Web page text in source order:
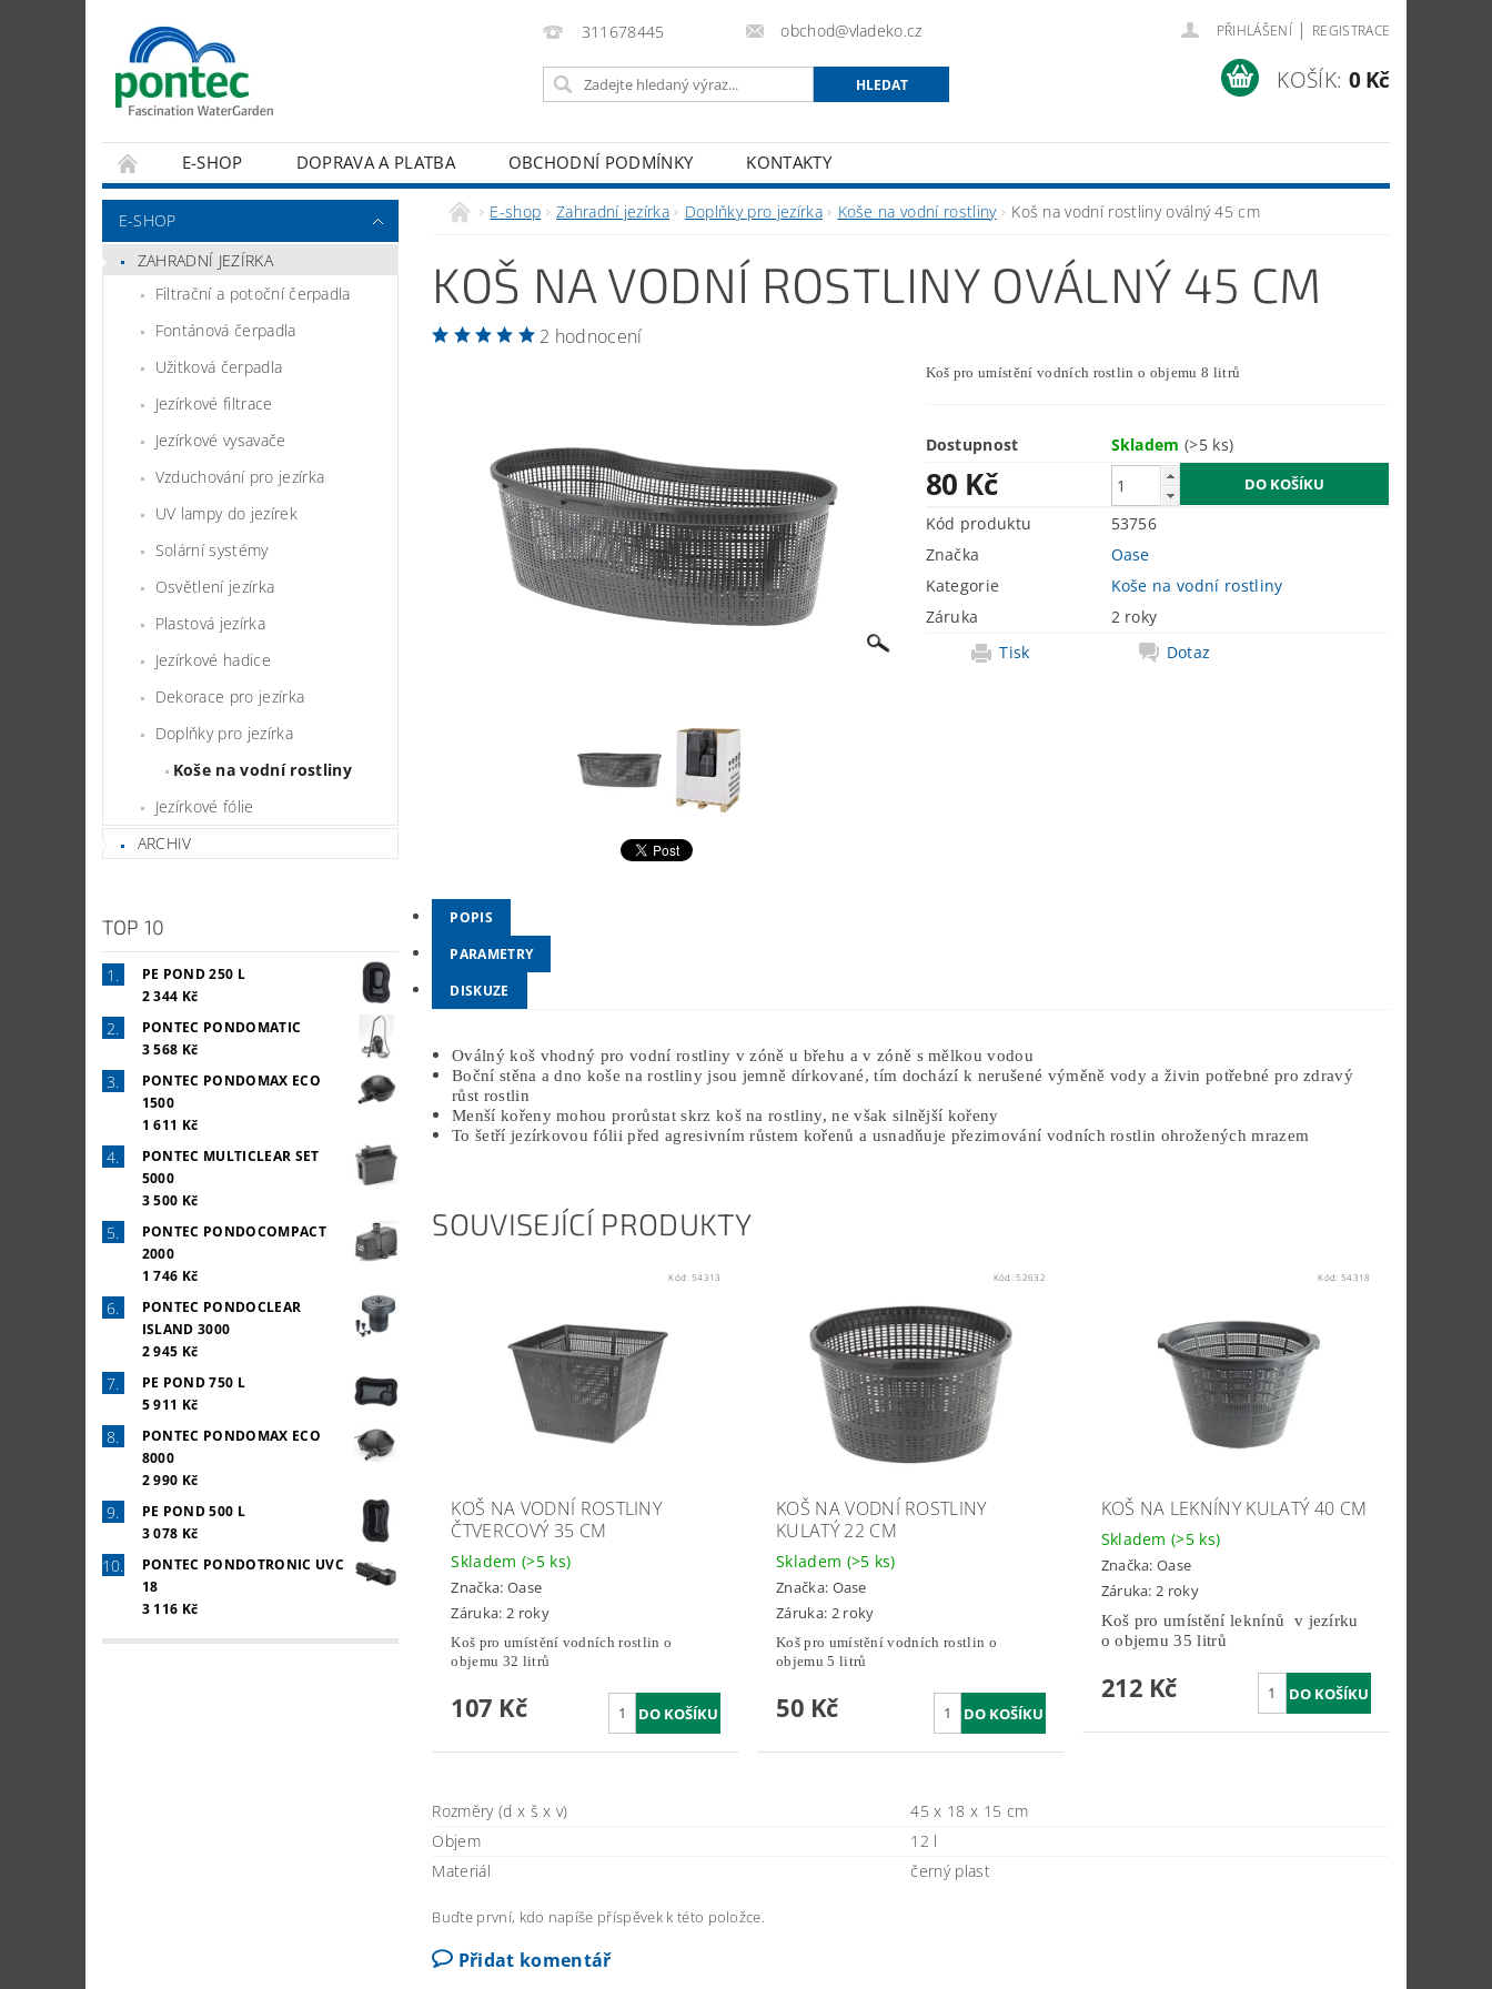
311678445 obchod@vladeko.cz PŘIHLÁŠENÍ | REGISTRACE
KOŠÍK: 0 Kč
E-SHOP DOPRAVA A PLATBA OBCHODNÍ PODMÍNKY KONTAKTY
E-SHOP
ZAHRADNÍ JEZÍRKA
Filtrační a potoční čerpadla
Fontánová čerpadla
Užitková čerpadla
Jezírkové filtrace
Jezírkové vysavače
Vzduchování pro jezírka
UV lampy do jezírek
Solární systémy
Osvětlení jezírka
Plastová jezírka
Jezírkové hadice
Dekorace pro jezírka
Doplňky pro jezírka
Koše na vodní rostliny
Jezírkové fólie
ARCHIV
TOP 10
PE POND 250 L
2 344 Kč
PONTEC PONDOMATIC
3 568 Kč
PONTEC PONDOMAX ECO
1500
1 611 Kč
PONTEC MULTICLEAR SET
5000
3 500 Kč
PONTEC PONDOCOMPACT
2000
1 746 Kč
PONTEC PONDOCLEAR
ISLAND 3000
2 945 Kč
PE POND 750 L
5 911 Kč
PONTEC PONDOMAX ECO
8000
2 990 Kč
PE POND 500 L
3 078 Kč
PONTEC PONDOTRONIC UVC
18
3 116 Kč
E-shop Zahradní jezírka Doplňky pro jezírka Koše na vodní rostliny Koš na vodní rostliny oválný 45 cm
KOŠ NA VODNÍ ROSTLINY OVÁLNÝ 45 CM
2 hodnocení
Koš pro umístění vodních rostlin o objemu 8 litrů
Dostupnost Skladem(>5 ks)
80 Kč
Kód produktu
53756
Značka
Oase
Kategorie
Koše na vodní rostliny
Záruka
2 roky
Tisk
Dotaz
POPIS
PARAMETRY
DISKUZE
Oválný koš vhodný pro vodní rostliny v zóně u břehu a v zóně s mělkou vodou
Boční stěna a dno koše na rostliny jsou jemně dírkované, tím dochází k nerušené výměně vody a živin potřebné pro zdravý
růst rostlin
Menší kořeny mohou prorůstat skrz koš na rostliny, ne však silnější kořeny
To šetří jezírkovou fólii před agresivním růstem kořenů a usnadňuje přezimování vodních rostlin ohrožených mrazem
SOUVISEJÍCÍ PRODUKTY
Kód: 54313
KOŠ NA VODNÍ ROSTLINY
ČTVERCOVÝ 35 CM
Skladem (>5 ks)
Značka: Oase
Záruka: 2 roky
Koš pro umístění vodních rostlin o
objemu 32 litrů
107 Kč
Kód:52632
KOŠ NA VODNÍ ROSTLINY
KULATÝ 22 CM
Skladem (>5 ks)
Značka: Oase
Záruka: 2 roky
Koš pro umístění vodních rostlin o
objemu 5 litrů
50 Kč
Kód:54318
KOŠ NA LEKNÍNY KULATÝ 40 CM
Skladem(>5 ks)
Značka:Oase
Záruka: 2 roky
Koš pro umístění leknínů v jezírku
o objemu 35 litrů
212 Kč
Rozměry (d x š x v)
45 x 18 x 15 cm
Objem
12 l
Materiál
černý plast
Buďte první, kdo napíše příspěvek k této položce.
Přidat komentář